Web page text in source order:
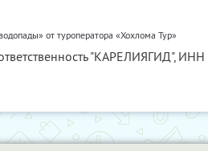
от туроператора «Хохлома Тур»
"КАРЕЛИЯГИД", ИНН